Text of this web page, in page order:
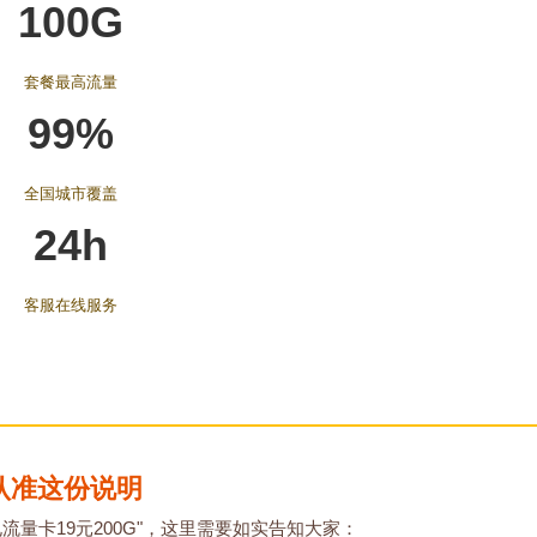
100G
套餐最高流量
99%
全国城市覆盖
24h
客服在线服务
这份说明
量卡19元200G"，这里需要如实告知大家：